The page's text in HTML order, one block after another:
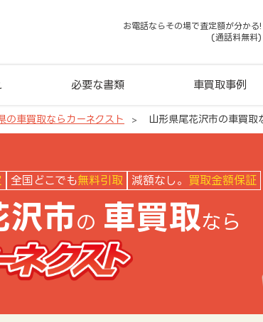
お電話ならその場で査定額が分かる!
(通話料無料)
必要な書類 車買取事例
の車買取ならカーネクスト 山形県尾花沢市の車買取
全国どこでも無料引取 減額なし。 買取金額保証
沢市の 車買取なら